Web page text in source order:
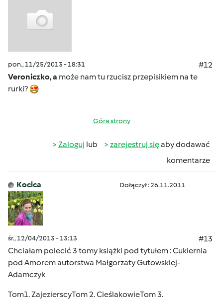
pon., 11/25/2013 - 18:31
#12
Veroniczko, a może nam tu rzucisz przepisikiem na te
rurki?
Góra strony
Zaloguj lub zarejestruj sięaby dodawać
komentarze
Kocica Dołączył : 26.11.2011
śr., 12/04/2013 - 13:13
#13
Chciałam polecić 3 tomy książki pod tytułem : Cukiernia
pod Amorem autorstwa Małgorzaty Gutowskiej-
Adamczyk
Tom1. ZajezierscyTom 2. CieślakowieTom 3.